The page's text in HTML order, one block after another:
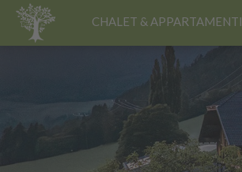
HOME CHALET & APPARTAMENTI